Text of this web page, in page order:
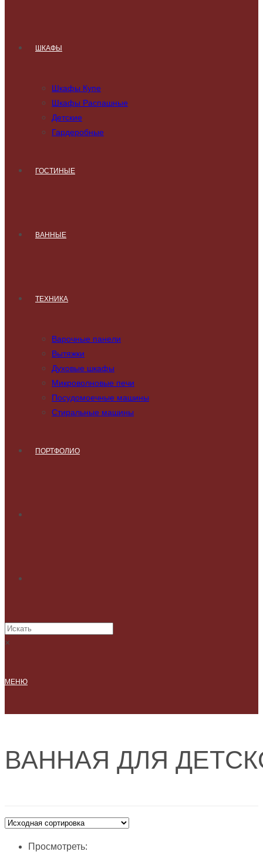
ШКАФЫ
Шкафы Купе
Шкафы Распашные
Детские
Гардеробные
ГОСТИНЫЕ
ВАННЫЕ
ТЕХНИКА
Варочные панели
Вытяжки
Духовые шкафы
Микроволновые печи
Посудомоечные машины
Стиральные машины
ПОРТФОЛИО
×
МЕНЮ
ВАННАЯ ДЛЯ
Просмотреть: